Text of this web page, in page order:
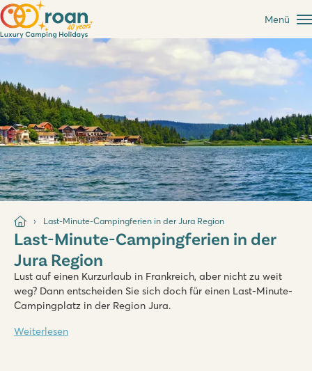
Menü
Last-Minute-Campingferien in der Jura Region
Last-Minute-Campingferien in der
Jura Region
Lust auf einen Kurzurlaub in Frankreich, aber nicht zu weit
weg? Dann entscheiden Sie sich doch für einen Last-Minute-
Campingplatz in der Region Jura.
Weiterlesen